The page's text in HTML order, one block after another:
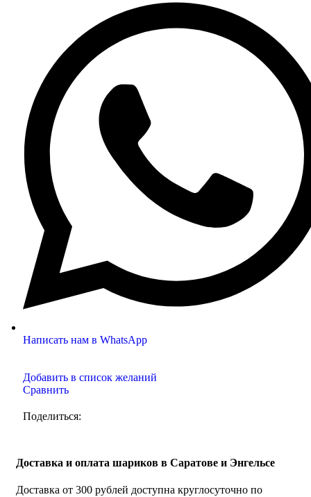
Написать нам в WhatsApp
Добавить в список желаний
Сравнить
Поделиться:
Доставка и оплата шариков в Саратове и Энгельсе
Доставка от 300 рублей доступна круглосуточно по